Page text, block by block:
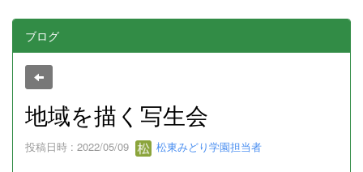
ブログ
地域を描く写生会
投稿日時 : 2022/05/09 松東みどり学園担当者